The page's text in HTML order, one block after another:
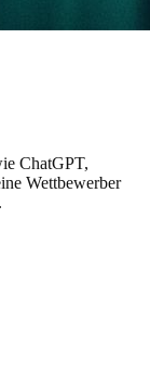
ChatGPT,
Wettbewerber